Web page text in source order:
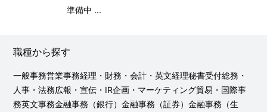
準備中 ...
職種から探す
一般事務営業事務経理・財務・会計・英文経理秘書受付総務・
人事・法務広報・宣伝・IR企画・マーケティング貿易・国際事
務英文事務金融事務（銀行）金融事務（証券）金融事務（生